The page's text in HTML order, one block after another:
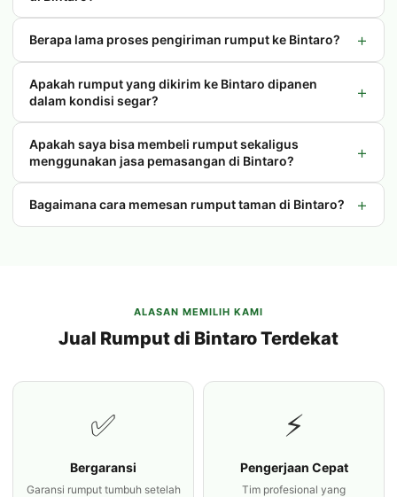
Berapa lama proses pengiriman rumput ke Bintaro? +
Apakah rumput yang dikirim ke Bintaro dipanen
dalam kondisi segar?
+
Apakah saya bisa membeli rumput sekaligus
menggunakan jasa pemasangan di Bintaro?
+
Bagaimana cara memesan rumput taman di Bintaro? +
ALASAN MEMILIH KAMI
Jual Rumput di Bintaro Terdekat
✅
Bergaransi
Garansi rumput tumbuh setelah
⚡
Pengerjaan Cepat
Tim profesional yang